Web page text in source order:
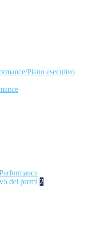
Piano esecutivo
dei premi 2